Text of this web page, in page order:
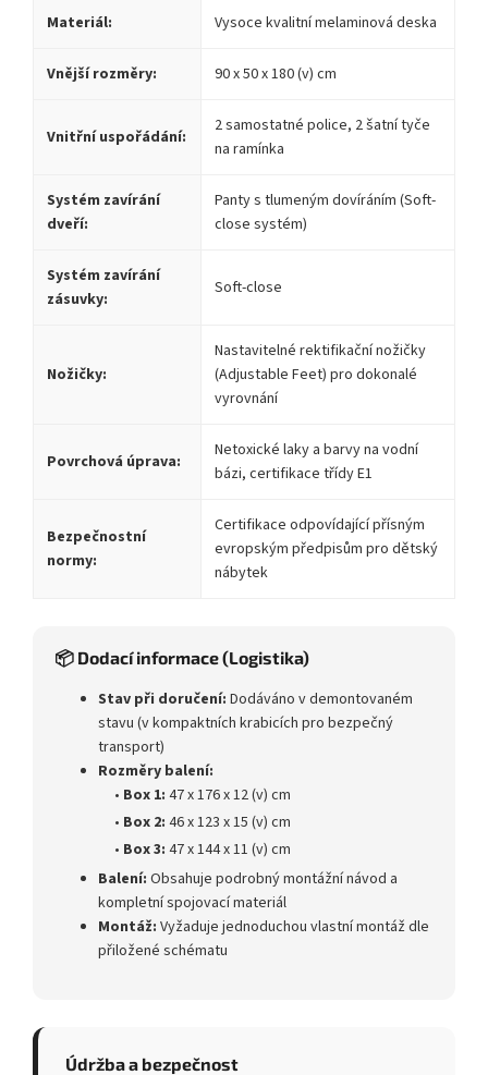
Materiál: Vysoce kvalitní melaminová deska
Vnější rozměry: 90 x 50 x 180 (v) cm
Vnitřní uspořádání:
2 samostatné police, 2 šatní tyče
na ramínka
Systém zavírání
dveří:
Panty s tlumeným dovíráním (Soft-
close systém)
Systém zavírání
zásuvky:
Soft-close
Nožičky:
Nastavitelné rektifikační nožičky
(Adjustable Feet) pro dokonalé
vyrovnání
Povrchová úprava:
Netoxické laky a barvy na vodní
bázi, certifikace třídy E1
Bezpečnostní
normy:
Certifikace odpovídající přísným
evropským předpisům pro dětský
nábytek
📦 Dodací informace (Logistika)
Stav při doručení: Dodáváno v demontovaném
stavu (v kompaktních krabicích pro bezpečný
transport)
Rozměry balení:
• Box 1: 47 x 176 x 12 (v) cm
• Box 2: 46 x 123 x 15 (v) cm
• Box 3: 47 x 144 x 11 (v) cm
Balení: Obsahuje podrobný montážní návod a
kompletní spojovací materiál
Montáž: Vyžaduje jednoduchou vlastní montáž dle
přiložené schématu
Údržba a bezpečnost